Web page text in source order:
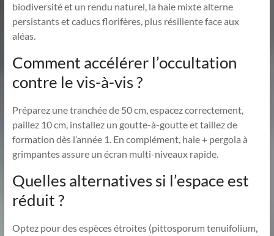
biodiversité et un rendu naturel, la haie mixte alterne
persistants et caducs florifères, plus résiliente face aux
aléas.
Comment accélérer l’occultation
contre le vis-à-vis ?
Préparez une tranchée de 50 cm, espacez correctement,
paillez 10 cm, installez un goutte-à-goutte et taillez de
formation dès l’année 1. En complément, haie + pergola à
grimpantes assure un écran multi-niveaux rapide.
Quelles alternatives si l’espace est
réduit ?
Optez pour des espèces étroites (pittosporum tenuifolium,